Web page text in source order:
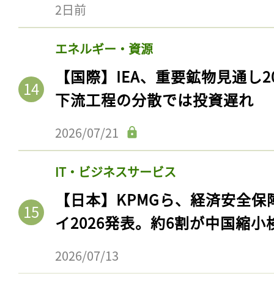
2日前
エネルギー・資源
【国際】IEA、重要鉱物見通
下流工程の分散では投資遅れ
2026/07/21
IT・ビジネスサービス
【日本】KPMGら、経済安全
イ2026発表。約6割が中国縮小
2026/07/13
記事をお気に入りに